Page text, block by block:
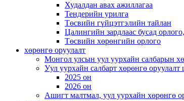
Худалдан авах ажиллагаа
Тендерийн урилга
Төсвийн гүйцэтгэлийн тайлан
Цалингийн зардлаас бусад
Төсвийн хөрөнгийн орлого
хөрөнгө оруулалт
Монгол улсын уул уурхайн салбарын
Уул уурхайн салбарт хөрөнгө оруулалт
2025 он
2026 он
Ашигт малтмал, уул уурхайн хөрөнгө